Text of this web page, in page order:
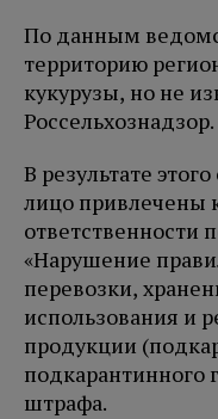
По данным
территорию
кукурузы, но не
Россельхознадзор.
В результате
лицо привлечены
ответственности
«Нарушение
перевозки,
использования и
продукции
подкарантинного
штрафа.